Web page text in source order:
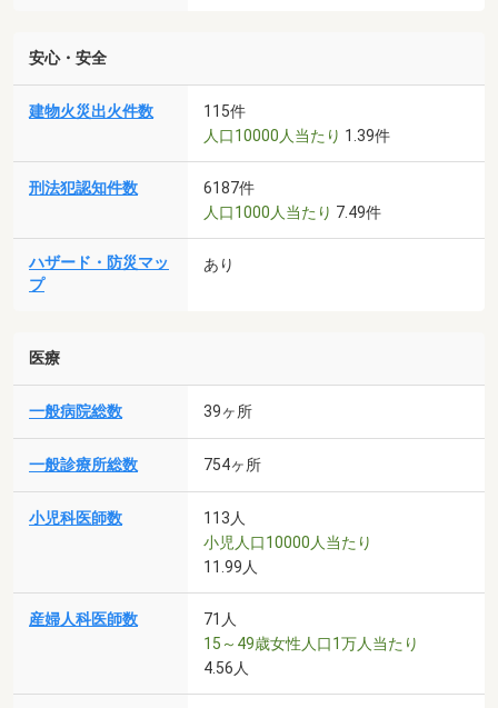
安心・安全
建物火災出火件数
115件
人口10000人当たり 1.39件
刑法犯認知件数
6187件
人口1000人当たり 7.49件
ハザード・防災マッ
プ
あり
医療
一般病院総数 39ヶ所
一般診療所総数 754ヶ所
小児科医師数
113人
小児人口10000人当たり
11.99人
産婦人科医師数
71人
15～49歳女性人口1万人当たり
4.56人